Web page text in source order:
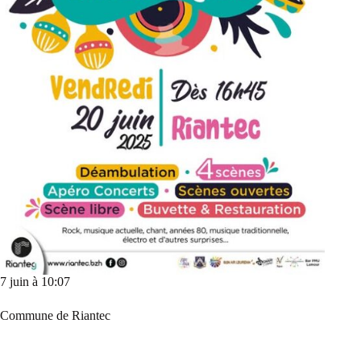
7 juin à 10:07
Commune de Riantec